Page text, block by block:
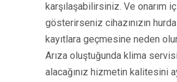
karşılaşabilirsiniz. Ve onarım
gösterirseniz cihazınızın
kayıtlara geçmesine neden
Arıza oluştuğunda klima
alacağınız hizmetin kalitesini